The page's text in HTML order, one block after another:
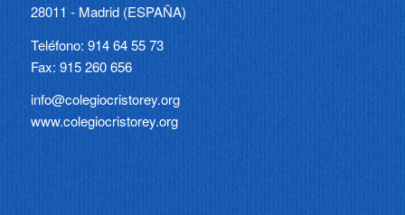
28011 - Madrid (ESPAÑA)
Teléfono: 914 64 55 73
Fax: 915 260 656
info@colegiocristorey.org
www.colegiocristorey.org